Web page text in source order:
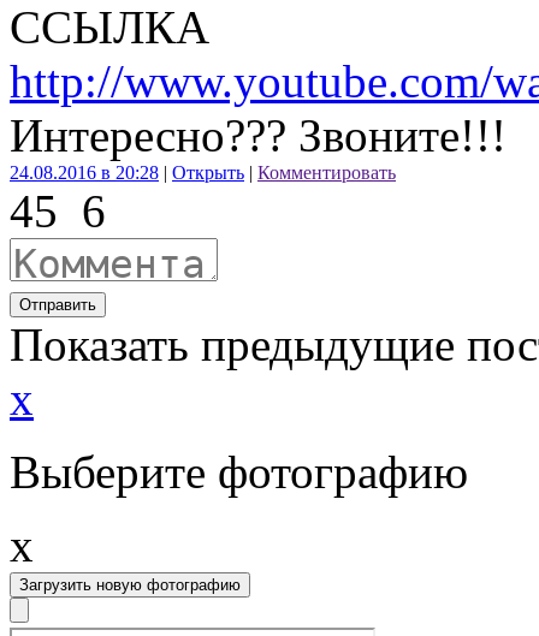
ССЫЛКА
http://www.youtube.com/
Интересно??? Звоните!!!
24.08.2016 в 20:28 | Открыть | Комментировать
45 6
Отправить
Показать предыдущие
x
Выберите фотографию
x
Загрузить новую фотографию